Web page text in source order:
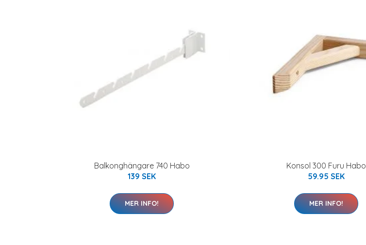
Balkonghängare 740 Habo
139 SEK
MER INFO!
Konsol 300 Furu Habo
59.95 SEK
MER INFO!